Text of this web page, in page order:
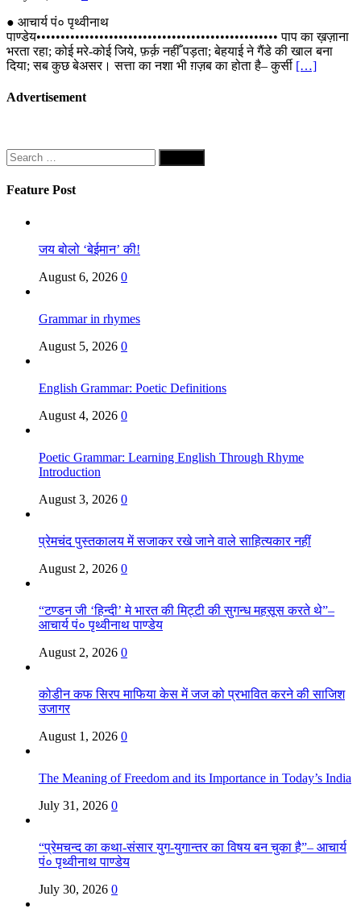
● आचार्य पं० पृथ्वीनाथ
पाण्डेय•••••••••••••••••••••••••••••••••••••••••••••••••• पाप का ख़ज़ाना
भरता रहा; कोई मरे-कोई जिये, फ़र्क़ नहीँ पड़ता; बेहयाई ने गैंडे की खाल बना
दिया; सब कुछ बेअसर। सत्ता का नशा भी ग़ज़ब का होता है– कुर्सी […]
Advertisement
Search
for:
Feature Post
जय बोलो ‘बेईमान’ की!
August 6, 2026 0
Grammar in rhymes
August 5, 2026 0
English Grammar: Poetic Definitions
August 4, 2026 0
Poetic Grammar: Learning English Through Rhyme
Introduction
August 3, 2026 0
प्रेमचंद पुस्तकालय में सजाकर रखे जाने वाले साहित्यकार नहीं
August 2, 2026 0
“टण्डन जी ‘हिन्दी’ मे भारत की मिट्टी की सुगन्ध महसूस करते थे”–
आचार्य पं० पृथ्वीनाथ पाण्डेय
August 2, 2026 0
कोडीन कफ सिरप माफिया केस में जज को प्रभावित करने की साजिश
उजागर
August 1, 2026 0
The Meaning of Freedom and its Importance in Today’s India
July 31, 2026 0
“प्रेमचन्द का कथा-संसार युग-युगान्तर का विषय बन चुका है”– आचार्य
पं० पृथ्वीनाथ पाण्डेय
July 30, 2026 0